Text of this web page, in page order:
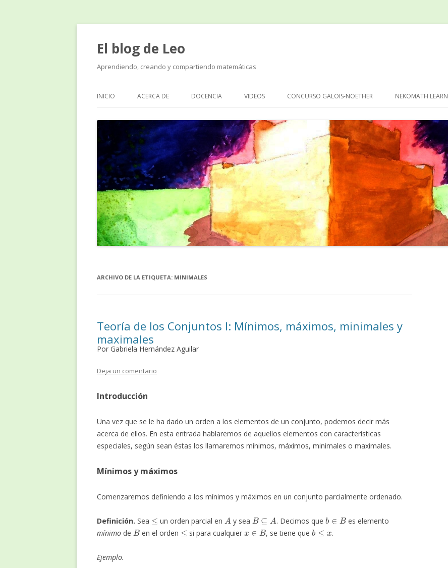
El blog de Leo
Aprendiendo, creando y compartiendo matemáticas
al
INICIO ACERCA DE DOCENCIA VIDEOS CONCURSO GALOIS-NOETHER NEKOMATH LEARN
ARCHIVO DE LA ETIQUETA: MINIMALES
Teoría de los Conjuntos I: Mínimos, máximos, minimales y
maximales
Por Gabriela Hernández Aguilar
Deja un comentario
Introducción
Una vez que se le ha dado un orden a los elementos de un conjunto, podemos decir más
acerca de ellos. En esta entrada hablaremos de aquellos elementos con características
especiales, según sean éstas los llamaremos mínimos, máximos, minimales o maximales.
Mínimos y máximos
Comenzaremos definiendo a los mínimos y máximos en un conjunto parcialmente ordenado.
Definición. Sea un orden parcial en
A
y sea
B⊆
. Decimos que
b B
es elemento
mínimo de
B
en el orden
≤
si para cualquier
x∈B
, se tiene que
b≤x
.
Ejemplo.